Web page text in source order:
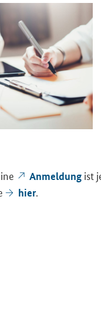
An­mel­dung ist
hier.